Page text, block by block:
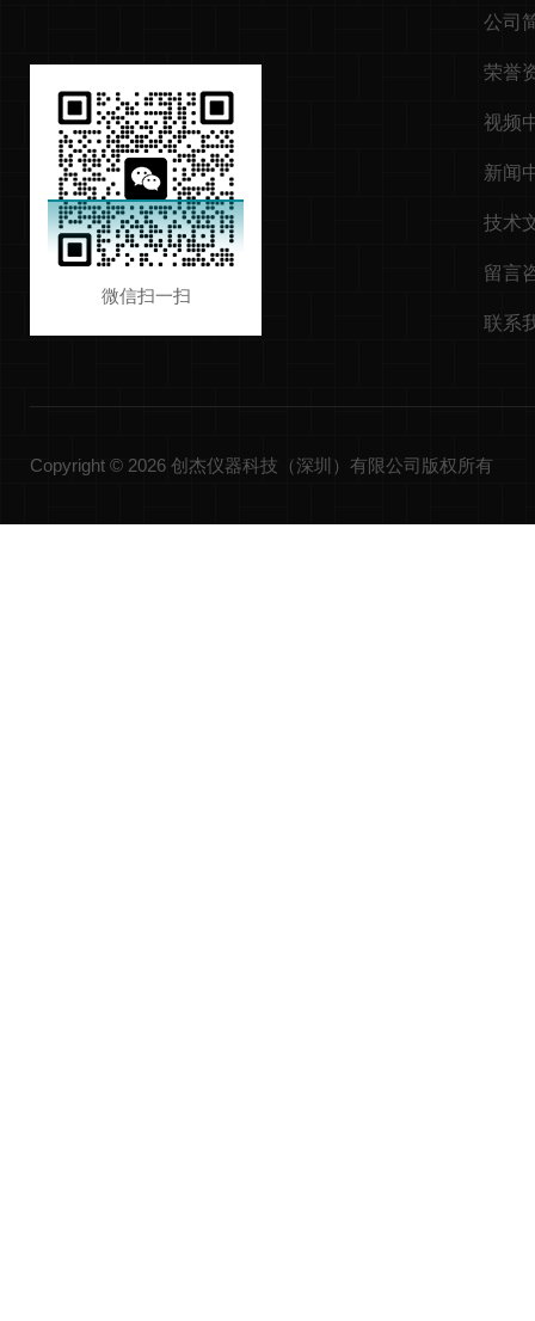
微信扫一扫
公司
荣誉
视频
新闻
技术
留言
联系
Copyright © 2026 创杰仪器科技（深圳）有限公司版权所有